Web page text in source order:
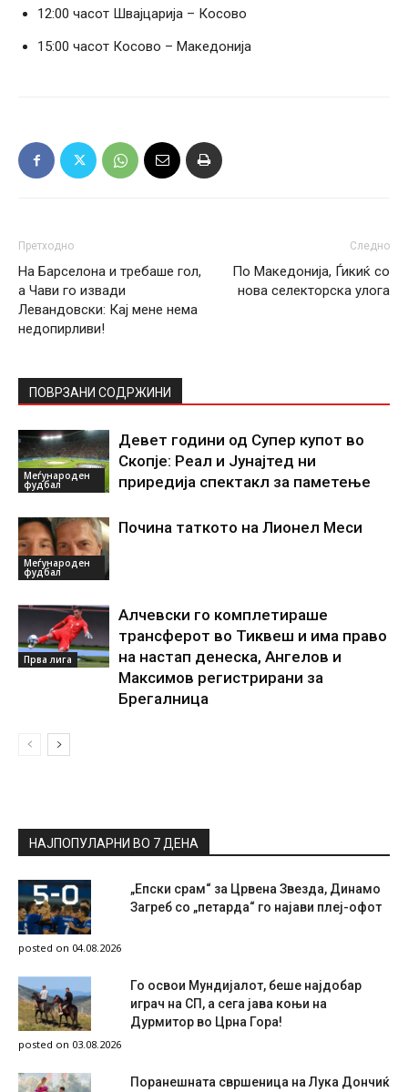
12:00 часот Швајцарија – Косово
15:00 часот Косово – Македонија
Претходно
На Барселона и требаше гол,
а Чави го извади
Левандовски: Кај мене нема
недопирливи!
Следно
По Македонија, Ѓикиќ со
нова селекторска улога
ПОВРЗАНИ СОДРЖИНИ
Меѓународен
фудбал
Девет години од Супер купот во
Скопје: Реал и Јунајтед ни
приредија спектакл за паметење
Меѓународен
фудбал
Почина таткото на Лионел Меси
Прва лига
Алчевски го комплетираше
трансферот во Тиквеш и има право
на настап денеска, Ангелов и
Максимов регистрирани за
Брегалница
НАЈПОПУЛАРНИ ВО 7 ДЕНА
„Епски срам“ за Црвена Звезда, Динамо
Загреб со „петарда“ го најави плеј-офот
posted on 04.08.2026
Го освои Мундијалот, беше најдобар
играч на СП, а сега јава коњи на
Дурмитор во Црна Гора!
posted on 03.08.2026
Поранешната свршеница на Лука Дончиќ